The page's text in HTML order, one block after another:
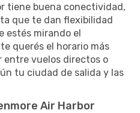
tiene buena conectividad,
que te dan flexibilidad
estés mirando el
querés el horario más
entre vuelos directos o
tu ciudad de salida y las
Air Harbor